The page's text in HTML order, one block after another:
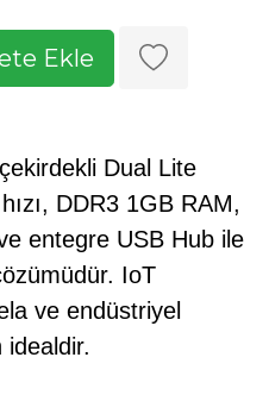
Ekle
Dual Lite
DDR3 1GB RAM,
entegre USB Hub ile
IoT
ve endüstriyel